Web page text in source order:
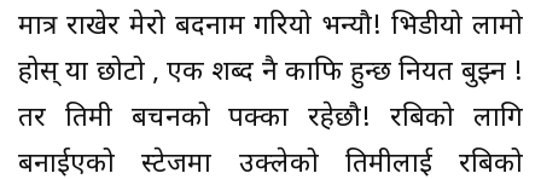
मात्र राखेर मेरो बदनाम गरियो भन्यौ! भिडीयो लामो
होस् या छोटो , एक शब्द नै काफि हुन्छ नियत बुझ्न !
तर तिमी बचनको पक्का रहेछौ! रबिको लागि
बनाईएको स्टेजमा उक्लेको तिमीलाई रबिको